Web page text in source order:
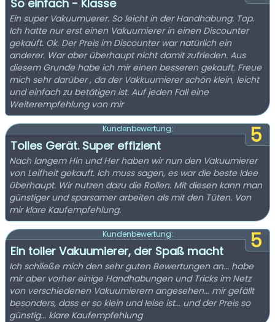
So einfach - Klasse
Ein super Vakuumuerer. So leicht in der Handhabung. Top.
Ich hatte nur erst einen Vakuumierer in einen Discounter
gekauft. Ok. Der Preis im Discounter war natürlich ein
anderer. War aber überhaupt nicht damit zufrieden. Aus
diesem Grunde habe ich mir einen besseren gekauft. Freue
mich sehr darüber , da der Vakkuumierer schön klein, leicht
und einfach zu betätigen ist. Auf jeden Fall eine
Weiterempfehlung von mir
5
Kundenbewertung:
Tolles Gerät. Super effizient
Nach langem Hin und Her haben wir nun den Vakuumierer
von Leifheit gekauft. Ich muss sagen, es war die beste Idee
überhaupt. Wir nutzen dazu die Rollen. Mit diesen kann man
günstiger und sparsamer arbeiten als mit den Tüten. Von
mir klare Kaufempfehlung.
5
Kundenbewertung:
Ein toller Vakuumierer, der Spaß macht
Ich schließe mich den sehr guten Bewertungen an... habe
mir aber vorher einige Handhabungen und Tricks im Netz
von verschiedenen Vakuumierern angesehen... mir gefällt
besonders, dass er so klein und leise ist... und der Preis so
günstig... klare Kaufempfehlung